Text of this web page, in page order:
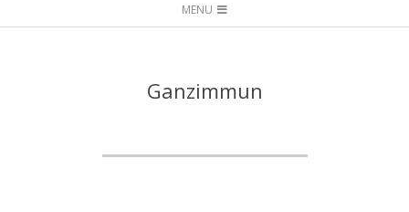
MENU
Ganzimmun